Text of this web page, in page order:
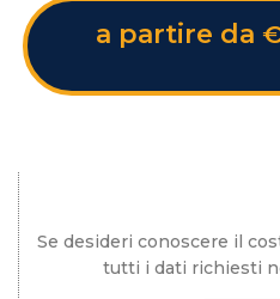
a partire da
Se desideri conoscere il
tutti i dati richiesti